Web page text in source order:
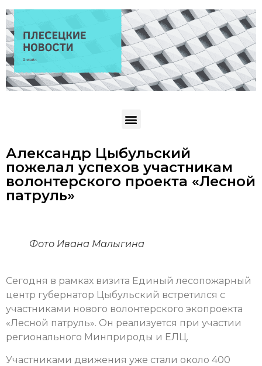
Александр Цыбульский
пожелал успехов участникам
волонтерского проекта «Лесной
патруль»
Фото Ивана Малыгина
Сегодня в рамках визита Единый лесопожарный
центр губернатор Цыбульский встретился с
участниками нового волонтерского экопроекта
«Лесной патруль». Он реализуется при участии
регионального Минприроды и ЕЛЦ.
Участниками движения уже стали около 400